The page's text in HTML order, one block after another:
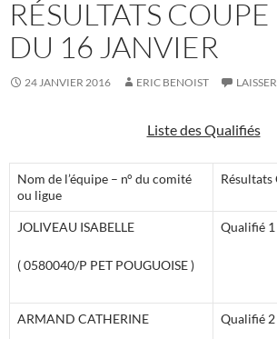
RÉSULTATS
DU 16 JANVIER
24 JANVIER 2016 ERIC BENOIST
Liste des Qualifiés
Nom de l’équipe – n° du comité
ou ligue
Résultats
JOLIVEAU ISABELLE
( 0580040/P PET POUGUOISE )
Qualifié 1
ARMAND CATHERINE Qualifié 2